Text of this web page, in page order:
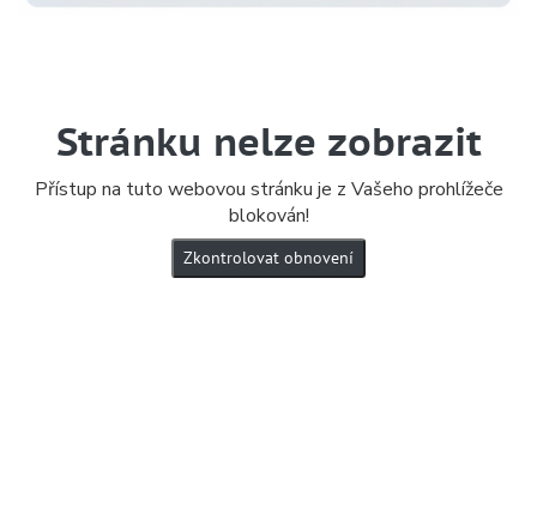
Stránku nelze zobrazit
Přístup na tuto webovou stránku je z Vašeho prohlížeče
blokován!
Zkontrolovat obnovení